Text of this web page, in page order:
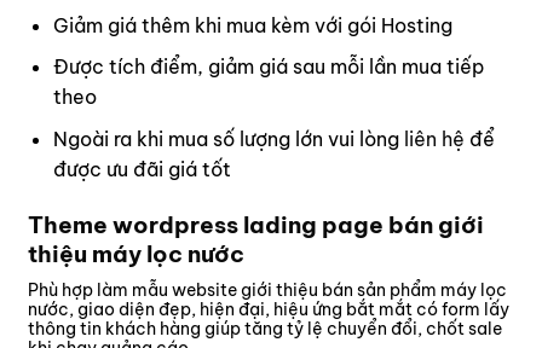
Giảm giá thêm khi mua kèm với gói Hosting
Được tích điểm, giảm giá sau mỗi lần mua tiếp
theo
Ngoài ra khi mua số lượng lớn vui lòng liên hệ để
được ưu đãi giá tốt
Theme wordpress lading page bán giới
thiệu máy lọc nước
Phù hợp làm mẫu website giới thiệu bán sản phẩm máy lọc
nước, giao diện đẹp, hiện đại, hiệu ứng bắt mắt có form lấy
thông tin khách hàng giúp tăng tỷ lệ chuyển đổi, chốt sale